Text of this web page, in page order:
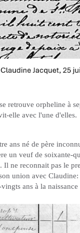
retrouve orpheline à
elle avec l'une d'elles.
ans né de père
un veuf de soixante-
ne reconnait pas le
union avec
ans à la